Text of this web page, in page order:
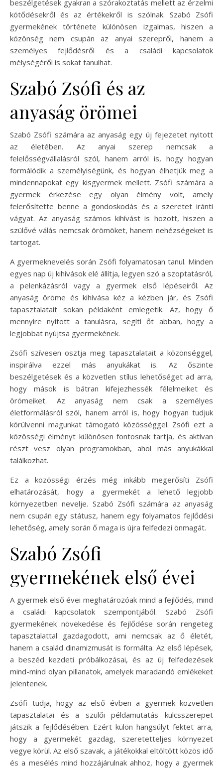
beszélgetések gyakran a szórakoztatás mellett az érzelmi
kötődésekről és az értékekről is szólnak. Szabó Zsófi
gyermekének története különösen izgalmas, hiszen a
közönség nem csupán az anyai szerepről, hanem a
személyes fejlődésről és a családi kapcsolatok
mélységéről is sokat tanulhat.
Szabó Zsófi és az
anyaság örömei
Szabó Zsófi számára az anyaság egy új fejezetet nyitott
az életében. Az anyai szerep nemcsak a
felelősségvállalásról szól, hanem arról is, hogy hogyan
formálódik a személyiségünk, és hogyan élhetjük meg a
mindennapokat egy kisgyermek mellett. Zsófi számára a
gyermek érkezése egy olyan élmény volt, amely
felerősítette benne a gondoskodás és a szeretet iránti
vágyat. Az anyaság számos kihívást is hozott, hiszen a
szülővé válás nemcsak örömöket, hanem nehézségeket is
tartogat.
A gyermeknevelés során Zsófi folyamatosan tanul. Minden
egyes nap új kihívások elé állítja, legyen szó a szoptatásról,
a pelenkázásról vagy a gyermek első lépéseiről. Az
anyaság öröme és kihívása kéz a kézben jár, és Zsófi
tapasztalatait sokan példaként emlegetik. Az, hogy ő
mennyire nyitott a tanulásra, segíti őt abban, hogy a
legjobbat nyújtsa gyermekének.
Zsófi szívesen osztja meg tapasztalatait a közönséggel,
inspirálva ezzel más anyukákat is. Az őszinte
beszélgetések és a közvetlen stílus lehetőséget ad arra,
hogy mások is bátran kifejezhessék félelmeiket és
örömeiket. Az anyaság nem csak a személyes
életformálásról szól, hanem arról is, hogy hogyan tudjuk
körülvenni magunkat támogató közösséggel. Zsófi ezt a
közösségi élményt különösen fontosnak tartja, és aktívan
részt vesz olyan programokban, ahol más anyukákkal
találkozhat.
Ez a közösségi érzés még inkább megerősíti Zsófi
elhatározását, hogy a gyermekét a lehető legjobb
környezetben nevelje. Szabó Zsófi számára az anyaság
nem csupán egy státusz, hanem egy folyamatos fejlődési
lehetőség, amely során ő maga is újra felfedezi önmagát.
Szabó Zsófi
gyermekének első évei
A gyermek első évei meghatározóak mind a fejlődés, mind
a családi kapcsolatok szempontjából. Szabó Zsófi
gyermekének növekedése és fejlődése során rengeteg
tapasztalattal gazdagodott, ami nemcsak az ő életét,
hanem a család dinamizmusát is formálta. Az első lépések,
a beszéd kezdeti próbálkozásai, és az új felfedezések
mind-mind olyan pillanatok, amelyek maradandó emlékeket
jelentenek.
Zsófi tudja, hogy az első évben a gyermek közvetlen
tapasztalatai és a szülői példamutatás kulcsszerepet
játszik a fejlődésében. Ezért külön hangsúlyt fektet arra,
hogy a gyermekét gazdag, szeretetteljes környezet
vegye körül. Az első szavak, a játékokkal eltöltött közös idő
és a mesélés mind hozzájárulnak ahhoz, hogy a gyermek